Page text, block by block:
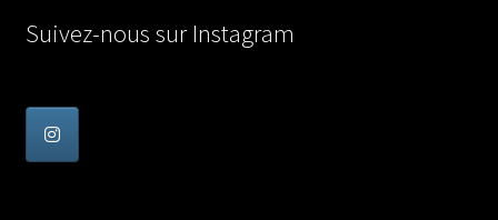
Suivez-nous sur Instagram